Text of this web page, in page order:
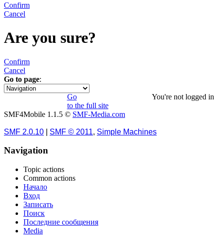
Confirm
Cancel
Are you sure?
Confirm
Cancel
Go to page:
1
You're not logged in
Go
to the full site
SMF4Mobile 1.1.5 © SMF-Media.com
SMF 2.0.10 SMF © 2011, Simple Machines
Navigation
Topic actions
Common actions
Начало
Вход
Записать
Поиск
Последние сообщения
Media